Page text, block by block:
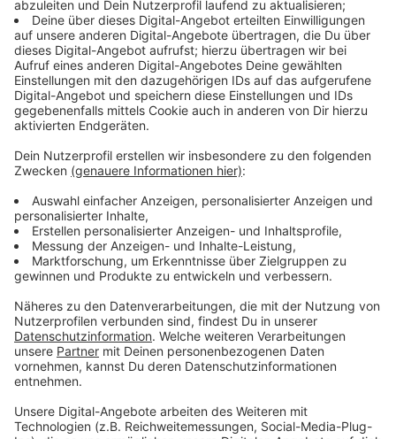
borken.de/mobileimpfungen . In diesem
Zusammenhang ein Hinweis: Die Impfmobile machen in
den nächsten Wochen in allen 17 Städten und
Gemeinden des Kreises Borken Halt.
Anzeige
Impfunterlagen runterladen und schon
ausgefüllt mitbringen
Anzeige
Donnerstag, 11.11.2021, Isselburg, 12-15 Uhr, in
den Räumlichkeiten der Asylbewerberunterkunft,
Am Klärwerk 14
Donnerstag, 11.11.2021, Bocholt, 16-19 Uhr,
Hungerkamp-Gebäude, Eingang über Dinxperloer
Str. 3